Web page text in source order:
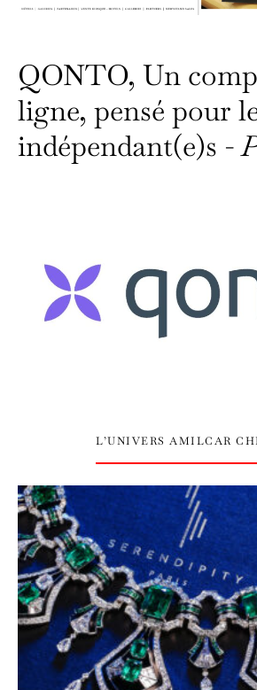
QONTO, Un
ligne, pensé pour
indépendant(e)s -
L’UNIVERS AMILCAR